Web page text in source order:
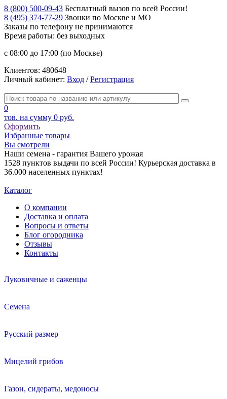
8 (800) 500-09-43 Бесплатный вызов по всей России!
8 (495) 374-77-29 Звонки по Москве и МО
Заказы по телефону не принимаются
Время работы: без выходных
с 08:00 до 17:00 (по Москве)
Клиентов: 480648
Личный кабинет: Вход /Регистрация
0
тов. на сумму 0 руб.
Оформить
Избранные товары
Вы смотрели
Наши семена - гарантия Вашего урожая
1528 пунктов выдачи по всей России! Курьерская доставка в
36.000 населенных пунктах!
Каталог
О компании
Доставка и оплата
Вопросы и ответы
Блог огородника
Отзывы
Контакты
Луковичные и саженцы
Семена
Русский размер
Мицелий грибов
Газон, сидераты, медоносы